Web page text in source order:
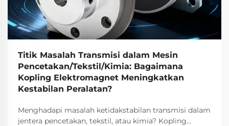
Titik Masalah Transmisi dalam Mesin
Pencetakan/Tekstil/Kimia: Bagaimana
Kopling Elektromagnet Meningkatkan
Kestabilan Peralatan?
Menghadapi masalah ketidakstabilan transmisi dalam
jentera pencetakan, tekstil, atau kimia? Kopling